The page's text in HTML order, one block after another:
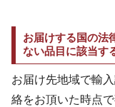
お届けする国の法
ない品目に該当す
お届け先地域で輸
絡をお頂いた時点